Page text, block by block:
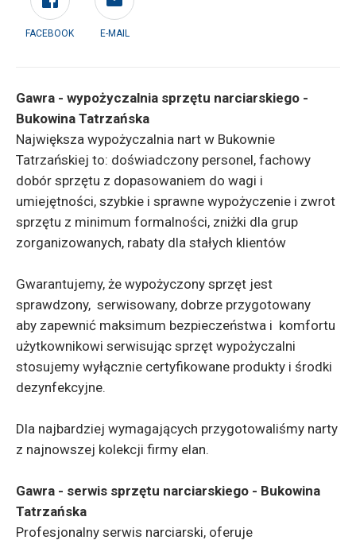
FACEBOOK E-MAIL
Gawra - wypożyczalnia sprzętu narciarskiego -
Bukowina Tatrzańska
Największa wypożyczalnia nart w Bukownie
Tatrzańskiej to: doświadczony personel, fachowy
dobór sprzętu z dopasowaniem do wagi i
umiejętności, szybkie i sprawne wypożyczenie i zwrot
sprzętu z minimum formalności, zniżki dla grup
zorganizowanych, rabaty dla stałych klientów
Gwarantujemy, że wypożyczony sprzęt jest
sprawdzony, serwisowany, dobrze przygotowany
aby zapewnić maksimum bezpieczeństwa i komfortu
użytkownikowi serwisując sprzęt wypożyczalni
stosujemy wyłącznie certyfikowane produkty i środki
dezynfekcyjne.
Dla najbardziej wymagających przygotowaliśmy narty
z najnowszej kolekcji firmy elan.
Gawra - serwis sprzętu narciarskiego - Bukowina
Tatrzańska
Profesjonalny serwis narciarski, oferuje